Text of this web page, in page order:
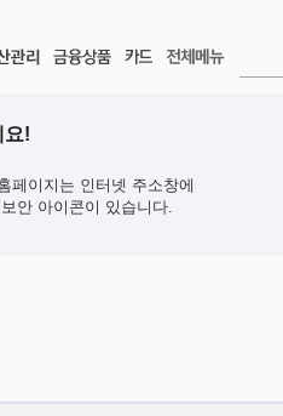
요!
페이지는 인터넷 주소창에
안 아이콘이 있습니다.